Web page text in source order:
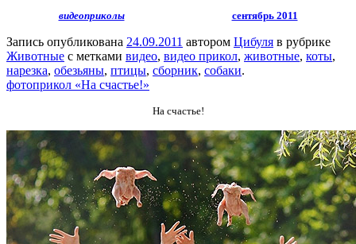
видеоприколы сентябрь 2011
Запись опубликована 24.09.2011 автором Цибуля в рубрике
Животные с метками видео, видео прикол, животные, коты,
нарезка, обезьяны, птицы, сборник, собаки.
фотоприкол «На счастье!»
На счастье!